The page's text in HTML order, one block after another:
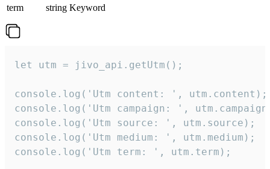
term
string Keyword
let utm = jivo_api.getUtm();
console.log('Utm content: ', utm.content);
console.log('Utm campaign: ',
console.log('Utm source: ', utm.source);
console.log('Utm medium: ', utm.medium);
console.log('Utm term: ', utm.term);